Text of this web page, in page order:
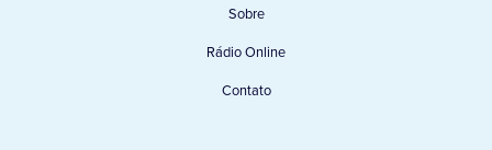
Sobre
Rádio Online
Contato